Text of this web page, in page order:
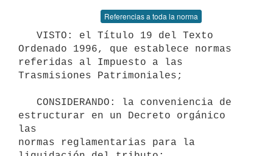
Referencias a toda la norma
Ordenado 1996, que establece normas
referidas al Impuesto a las
Trasmisiones Patrimoniales;
estructurar en un Decreto orgánico
las
normas reglamentarias para la